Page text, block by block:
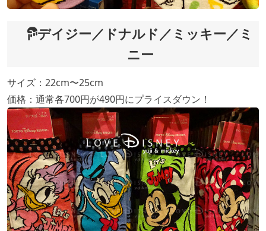
デイジー／ドナルド／ミッキー／ミ
ニー
サイズ：22cm〜25cm
価格：通常各700円が490円にプライスダウン！